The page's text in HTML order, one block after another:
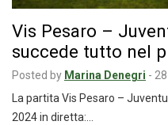
Vis Pesaro –
succede tutto nel
Posted by Marina Denegri -
La partita Vis Pesaro –
2024 in diretta:…